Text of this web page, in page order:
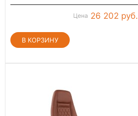
Цена 26 202 руб.